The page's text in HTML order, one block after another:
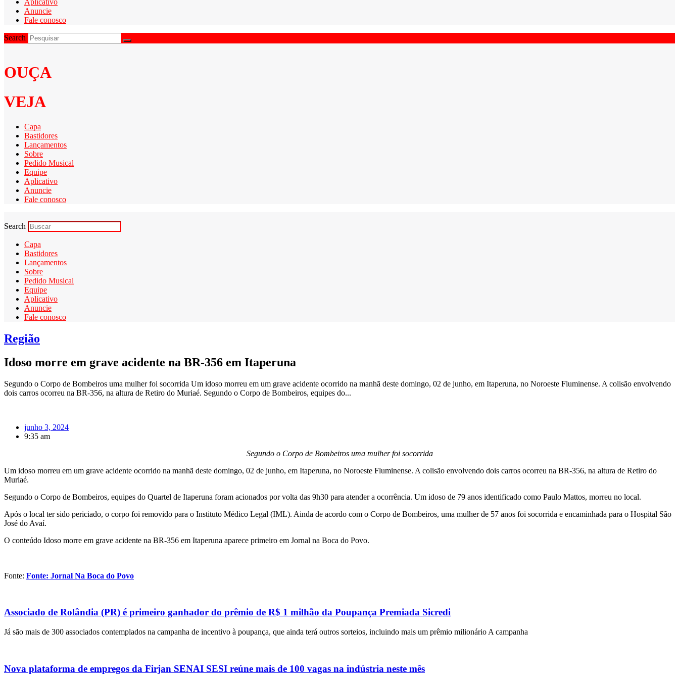
Anuncie
Fale conosco
Search
OUÇA
VEJA
Capa
Bastidores
Lançamentos
Sobre
Pedido Musical
Equipe
Aplicativo
Anuncie
Fale conosco
Search
Capa
Bastidores
Lançamentos
Sobre
Pedido Musical
Equipe
Aplicativo
Anuncie
Fale conosco
Região
Idoso morre em grave acidente na BR-356 em Itaperuna
Segundo o Corpo de Bombeiros uma mulher foi socorrida Um idoso morreu em um grave acidente ocorrido na manhã deste domingo, 02 de junho, em Itaperuna, no Noroeste Fluminense. A colisão envolvendo
dois carros ocorreu na BR-356, na altura de Retiro do Muriaé. Segundo o Corpo de Bombeiros, equipes do...
junho 3, 2024
9:35 am
Segundo o Corpo de Bombeiros uma mulher foi socorrida
Um idoso morreu em um grave acidente ocorrido na manhã deste domingo, 02 de junho, em Itaperuna, no Noroeste Fluminense. A colisão envolvendo dois carros ocorreu na BR-356, na altura de Retiro do
Muriaé.
Segundo o Corpo de Bombeiros, equipes do Quartel de Itaperuna foram acionados por volta das 9h30 para atender a ocorrência. Um idoso de 79 anos identificado como Paulo Mattos, morreu no local.
Após o local ter sido periciado, o corpo foi removido para o Instituto Médico Legal (IML). Ainda de acordo com o Corpo de Bombeiros, uma mulher de 57 anos foi socorrida e encaminhada para o Hospital São
José do Avaí.
O conteúdo Idoso morre em grave acidente na BR-356 em Itaperuna aparece primeiro em Jornal na Boca do Povo.
Fonte: Fonte: Jornal Na Boca do Povo
Associado de Rolândia (PR) é primeiro ganhador do prêmio de R$ 1 milhão da Poupança Premiada Sicredi
Já são mais de 300 associados contemplados na campanha de incentivo à poupança, que ainda terá outros sorteios, incluindo mais um prêmio milionário A campanha
Nova plataforma de empregos da Firjan SENAI SESI reúne mais de 100 vagas na indústria neste mês